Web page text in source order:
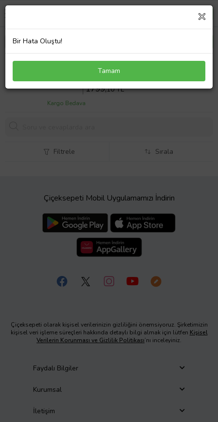
Fiat Linea Ön Kaput Rüzgarlığı 2007 ve Sonrası
Sepette %10 İndirim
1799,10 TL
Kargo Bedava
Filtrele Sırala
Çiçeksepeti Mobil Uygulamamızı İndirin
Çiçeksepeti olarak kişisel verilerinizin gizliliğini önemsiyoruz. Şirketimizin
kişisel veri işleme süreçleri hakkında detaylı bilgi almak için lütfen Kişisel
Verilerin Korunması ve Gizlilik Politikası’nı inceleyiniz.
Faydalı Bilgiler
Kurumsal
İletişim
Bir Hata Oluştu!
Tamam